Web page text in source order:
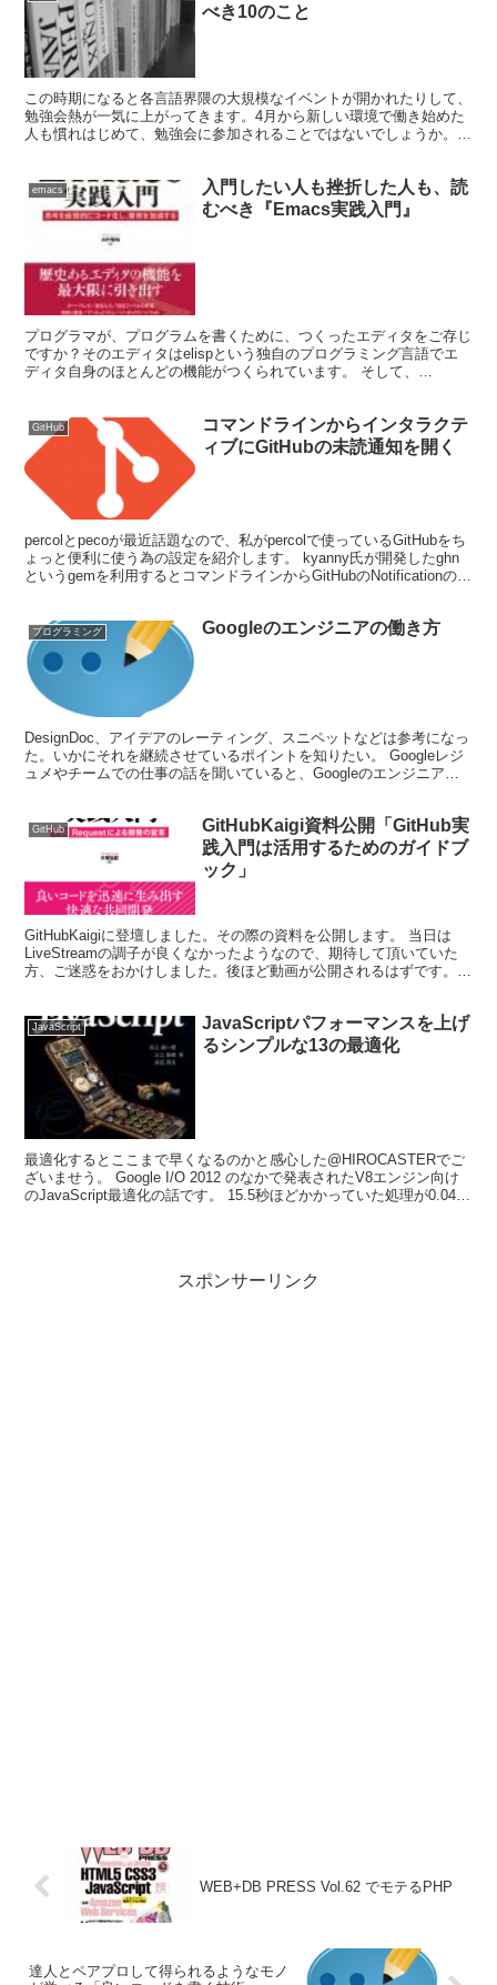
べき10のこと
この時期になると各言語界隈の大規模なイベントが開かれたりして、
勉強会熱が一気に上がってきます。4月から新しい環境で働き始めた
人も慣れはじめて、勉強会に参加されることではないでしょうか。い
す。
emacs
入門したい人も挫折した人も、読
むべき『Emacs実践入門』
プログラマが、プログラムを書くために、つくったエディタをご存じ
ですか？そのエディタはelispという独自のプログラミング言語でエ
ディタ自身のほとんどの機能がつくられています。 そして、
GitHub
コマンドラインからインタラクテ
ィブにGitHubの未読通知を開く
percolとpecoが最近話題なので、私がpercolで使っているGitHubをち
ょっと便利に使う為の設定を紹介します。 kyanny氏が開発したghn
というgemを利用するとコマンドラインからGitHubのNotificationの
プログラミング Googleのエンジニアの働き方
DesignDoc、アイデアのレーティング、スニペットなどは参考になっ
た。いかにそれを継続させているポイントを知りたい。 Googleレジ
ュメやチームでの仕事の話を聞いていると、Googleのエンジニアは
GitHub
GitHubKaigi資料公開「GitHub実
践入門は活用するためのガイドブ
ック」
GitHubKaigiに登壇しました。その際の資料を公開します。 当日は
LiveStreamの調子が良くなかったようなので、期待して頂いていた
方、ご迷惑をおかけしました。後ほど動画が公開されるはずです。
JavaScript
JavaScriptパフォーマンスを上げ
るシンプルな13の最適化
最適化するとここまで早くなるのかと感心した@HIROCASTERでご
ざいませう。 Google I/O 2012 のなかで発表されたV8エンジン向け
のJavaScript最適化の話です。 15.5秒ほどかかっていた処理が0.04秒
スポンサーリンク
WEB+DB PRESS Vol.62 でモテるPHP
達人とペアプロして得られるようなモノ